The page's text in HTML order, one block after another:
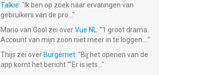
Talkie: " Ik ben op zoek naar ervaringen van
gebruikers van de pro... "
Mario van Gool zei overVue NL: "1 groot drama.
Account van mijn zoon niet meer in te loggen.... "
Thijs zei over Burgernet: "Bij het openen van de
app komt het bericht ""Er is iets... "